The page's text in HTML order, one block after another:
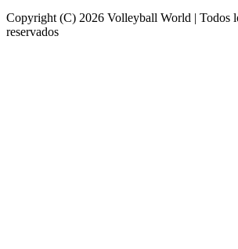
Copyright (C) 2026 Volleyball World | Todos
reservados